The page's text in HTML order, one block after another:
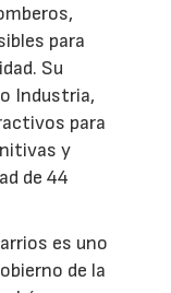
para
Su
Industria,
para
y
de 44
es uno
de la